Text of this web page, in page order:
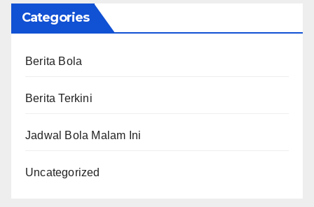
Categories
Berita Bola
Berita Terkini
Jadwal Bola Malam Ini
Uncategorized